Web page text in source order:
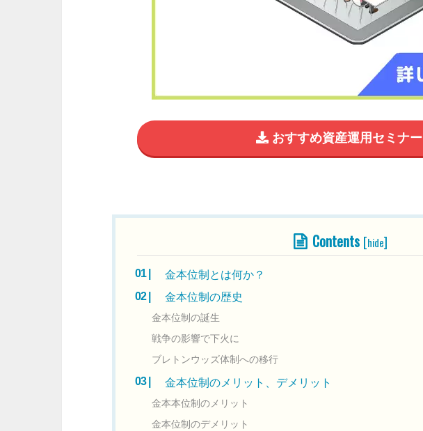
おすすめ資産運用セミナー
Contents [hide]
金本位制とは何か？
金本位制の歴史
金本位制の誕生
戦争の影響で下火に
ブレトンウッズ体制への移行
金本位制のメリット、デメリット
金本本位制のメリット
金本位制のデメリット